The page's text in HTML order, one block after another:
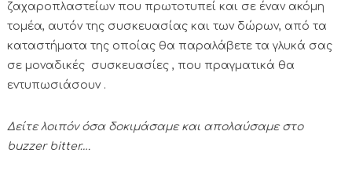
ζαχαροπλαστείων που πρωτοτυπεί και σε έναν ακόμη
τομέα, αυτόν της συσκευασίας και των δώρων, από τα
καταστήματα της οποίας θα παραλάβετε τα γλυκά σας
σε μοναδικές συσκευασίες , που πραγματικά θα
εντυπωσιάσουν .
Δείτε λοιπόν όσα δοκιμάσαμε και απολαύσαμε στο
buzzer bitter….